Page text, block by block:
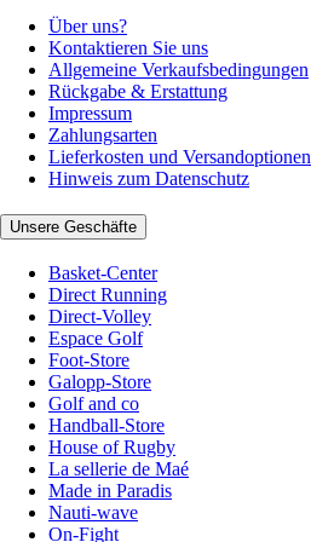
Über uns?
Kontaktieren Sie uns
Allgemeine Verkaufsbedingungen
Rückgabe & Erstattung
Impressum
Zahlungsarten
Lieferkosten und Versandoptionen
Hinweis zum Datenschutz
Unsere Geschäfte
Basket-Center
Direct Running
Direct-Volley
Espace Golf
Foot-Store
Galopp-Store
Golf and co
Handball-Store
House of Rugby
La sellerie de Maé
Made in Paradis
Nauti-wave
On-Fight